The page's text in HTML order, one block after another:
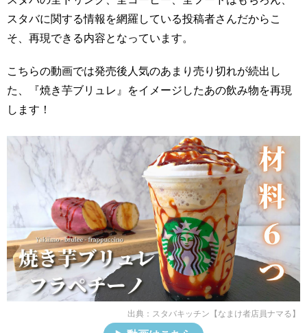
スタバに関する情報を網羅している投稿者さんだからこ
そ、再現できる内容となっています。
こちらの動画では発売後人気のあまり売り切れが続出し
た、『焼き芋ブリュレ』をイメージしたあの飲み物を再現
します！
出典： スタバキッチン【なまけ者店員ナマる】